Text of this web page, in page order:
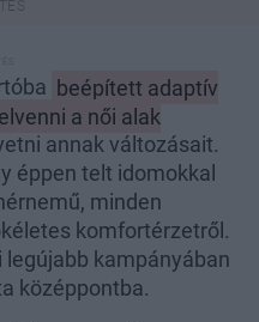
beépített adaptív
a női alak
annak változásait.
éppen telt idomokkal
minden
komfortérzetről.
kampányában
középpontba.